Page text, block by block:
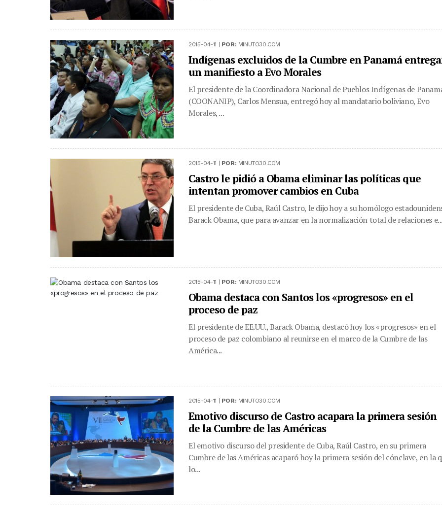
2015-04-11 | POR: MINUTO30.COM
Indígenas excluidos de la Cumbre en Panamá
un manifiesto a Evo Morales
El presidente de la Coordinadora Nacional de Pueblos Indígenas de
(COONANIP), Carlos Mensua, entregó hoy al mandatario boliviano, Evo
Morales, ...
2015-04-11 | POR: MINUTO30.COM
Castro le pidió a Obama eliminar las políticas que
intentan promover cambios en Cuba
El presidente de Cuba, Raúl Castro, le dijo hoy a su homólogo
Barack Obama, que para avanzar en la normalización total de relaciones e...
2015-04-11 | POR: MINUTO30.COM
Obama destaca con Santos los «progresos» en el
proceso de paz
El presidente de EE.UU., Barack Obama, destacó hoy los «progresos» en el
proceso de paz colombiano al reunirse en el marco de la Cumbre de las
América...
2015-04-11 | POR: MINUTO30.COM
Emotivo discurso de Castro acapara la primera sesión
de la Cumbre de las Américas
El emotivo discurso del presidente de Cuba, Raúl Castro, en su primera
Cumbre de las Américas acaparó hoy la primera sesión del cónclave, en la
lo...